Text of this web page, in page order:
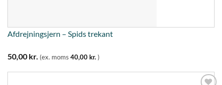
Afdrejningsjern – Spids trekant
50,00 kr. (ex. moms 40,00kr.)